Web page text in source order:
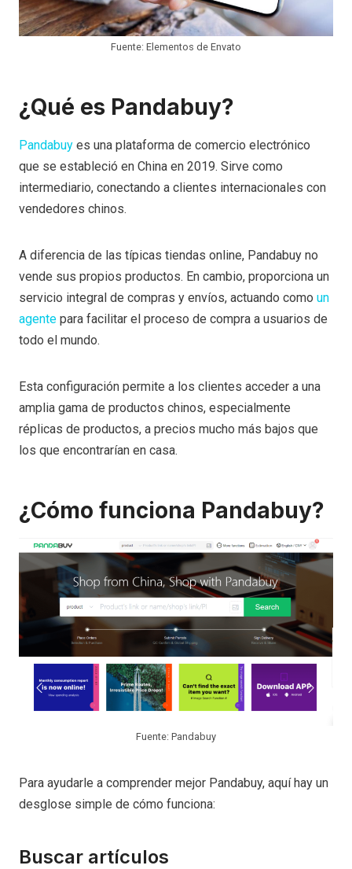
Fuente: Elementos de Envato
¿Qué es Pandabuy?
Pandabuy es una plataforma de comercio electrónico
que se estableció en China en 2019. Sirve como
intermediario, conectando a clientes internacionales con
vendedores chinos.
A diferencia de las típicas tiendas online, Pandabuy no
vende sus propios productos. En cambio, proporciona un
servicio integral de compras y envíos, actuando como un
agente para facilitar el proceso de compra a usuarios de
todo el mundo.
Esta configuración permite a los clientes acceder a una
amplia gama de productos chinos, especialmente
réplicas de productos, a precios mucho más bajos que
los que encontrarían en casa.
¿Cómo funciona Pandabuy?
Fuente: Pandabuy
Para ayudarle a comprender mejor Pandabuy, aquí hay un
desglose simple de cómo funciona:
Buscar artículos